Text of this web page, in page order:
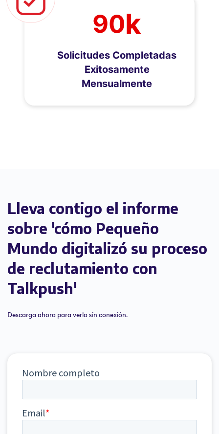
90k
Solicitudes Completadas
Exitosamente
Mensualmente
Lleva contigo el informe
sobre 'cómo Pequeño
Mundo digitalizó su proceso
de reclutamiento con
Talkpush'
Descarga ahora para verlo sin conexión.